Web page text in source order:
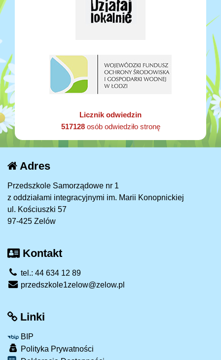
Licznik odwiedzin
517128osób odwiedziło stronę
Adres
Przedszkole Samorządowe nr 1
z oddziałami integracyjnymi im. Marii Konopnickiej
ul. Kościuszki 57
97-425 Zelów
Kontakt
tel.: 44 634 12 89
przedszkole1zelow@zelow.pl
Linki
BIP
Polityka Prywatności